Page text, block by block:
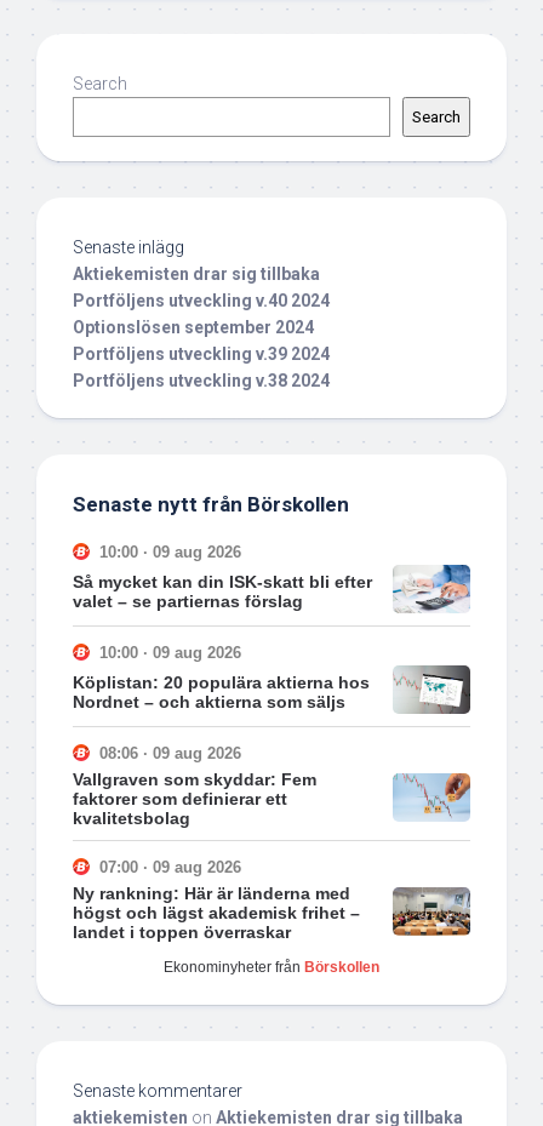
Search
Search
Senaste inlägg
Aktiekemisten drar sig tillbaka
Portföljens utveckling v.40 2024
Optionslösen september 2024
Portföljens utveckling v.39 2024
Portföljens utveckling v.38 2024
Senaste nytt från Börskollen
10:00 · 09 aug 2026
Så mycket kan din ISK-skatt bli efter
valet – se partiernas förslag
10:00 · 09 aug 2026
Köplistan: 20 populära aktierna hos
Nordnet – och aktierna som säljs
08:06 · 09 aug 2026
Vallgraven som skyddar: Fem
faktorer som definierar ett
kvalitetsbolag
07:00 · 09 aug 2026
Ny rankning: Här är länderna med
högst och lägst akademisk frihet –
landet i toppen överraskar
Ekonominyheter från Börskollen
Senaste kommentarer
aktiekemisten on Aktiekemisten drar sig tillbaka